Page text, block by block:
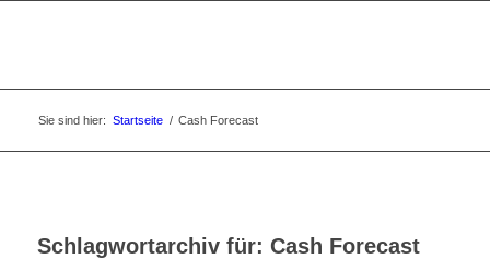
Sie sind hier: Startseite / Cash Forecast
Schlagwortarchiv für: Cash Forecast